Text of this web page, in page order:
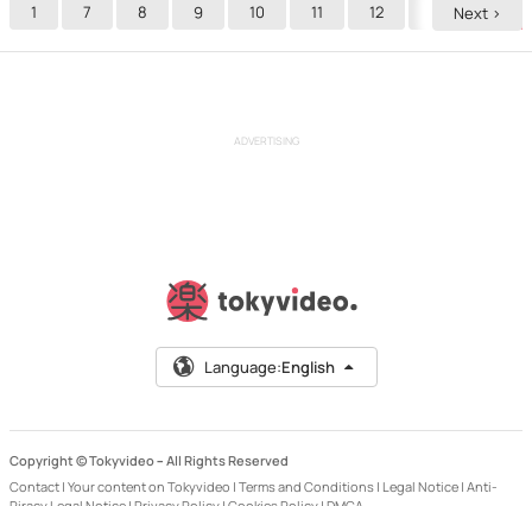
1 7 8 9 10 11 12 14
Next >
ADVERTISING
Language:English
Copyright © Tokyvideo – All Rights Reserved
Contact | Your content on Tokyvideo | Terms and Conditions | Legal Notice | Anti-